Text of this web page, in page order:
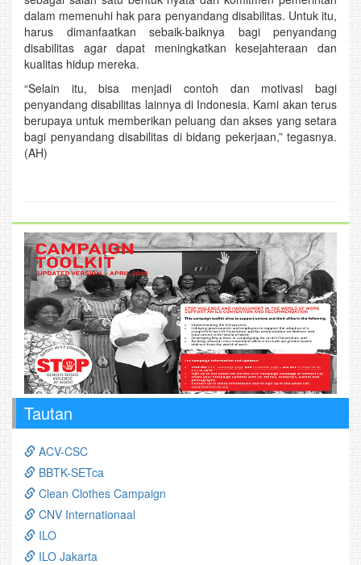
dalam memenuhi hak para penyandang disabilitas. Untuk itu,
harus dimanfaatkan sebaik-baiknya bagi penyandang
disabilitas agar dapat meningkatkan kesejahteraan dan
kualitas hidup mereka.
“Selain itu, bisa menjadi contoh dan motivasi bagi
penyandang disabilitas lainnya di Indonesia. Kami akan terus
berupaya untuk memberikan peluang dan akses yang setara
bagi penyandang disabilitas di bidang pekerjaan,” tegasnya.
(AH)
Tautan
ACV-CSC
BBTK-SETca
Clean Clothes Campaign
CNV Internationaal
ILO
ILO Jakarta